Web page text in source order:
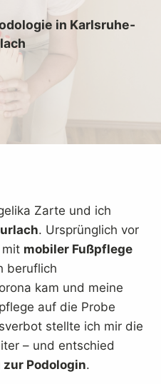
in Karlsruhe-
Zarte und ich
. Ursprünglich vor
mobiler Fußpflege
beruflich
kam und meine
auf die Probe
stellte ich mir die
– und entschied
Podologin.